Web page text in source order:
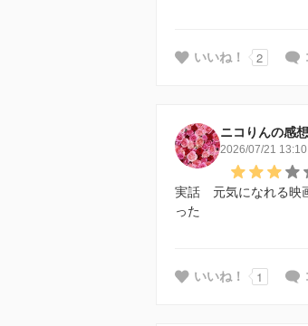
いいね！ 2
ニコりんの感
2026/07/21 13:10
実話 元気になれる映
った
いいね！ 1